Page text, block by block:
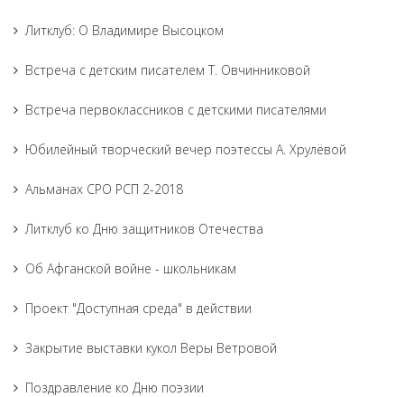
Литклуб: О Владимире Высоцком
Встреча с детским писателем Т. Овчинниковой
Встреча первоклассников с детскими писателями
Юбилейный творческий вечер поэтессы А. Хрулёвой
Альманах СРО РСП 2-2018
Литклуб ко Дню защитников Отечества
Об Афганской войне - школьникам
Проект "Доступная среда" в действии
Закрытие выставки кукол Веры Ветровой
Поздравление ко Дню поэзии